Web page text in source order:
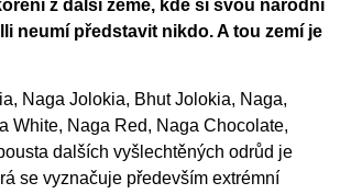
z další země, kde si svou národní
neumí představit nikdo. A tou zemí je
Naga Jolokia, Bhut Jolokia, Naga,
White, Naga Red, Naga Chocolate,
dalších vyšlechtěných odrůd je
se vyznačuje především extrémní